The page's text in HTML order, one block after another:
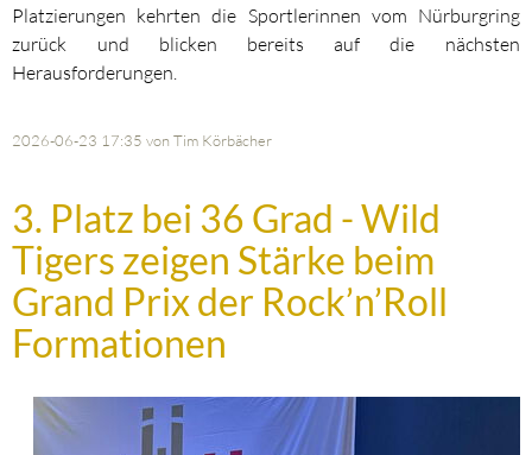
Platzierungen kehrten die Sportlerinnen vom Nürburgring
zurück und blicken bereits auf die nächsten
Herausforderungen.
2026-06-23 17:35 von Tim Körbächer
3. Platz bei 36 Grad - Wild
Tigers zeigen Stärke beim
Grand Prix der Rock’n’Roll
Formationen